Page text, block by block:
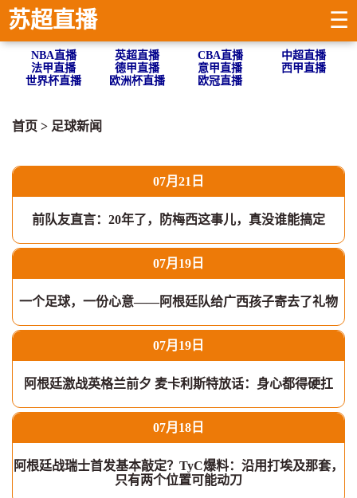
苏超直播 ☰
NBA直播 英超直播 CBA直播
中超直播
法甲直播
德甲直播 意甲直播
西甲直播
世界杯直播
欧洲杯直播 欧冠直播
首页 > 足球新闻
07月21日
前队友直言：20年了，防梅西这事儿，真没谁能搞定
07月19日
一个足球，一份心意——阿根廷队给广西孩子寄去了礼物
07月19日
阿根廷激战英格兰前夕 麦卡利斯特放话：身心都得硬扛
07月18日
阿根廷战瑞士首发基本敲定？TyC爆料：沿用打埃及那套，
只有两个位置可能动刀